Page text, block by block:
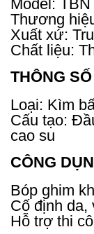
Model:
Thương
Xuất xứ:
Chất liệu:
THÔNG
Loại: Kìm
Cấu tạo:
cao su
CÔNG
Bóp ghim
Cố định da,
Hỗ trợ thi